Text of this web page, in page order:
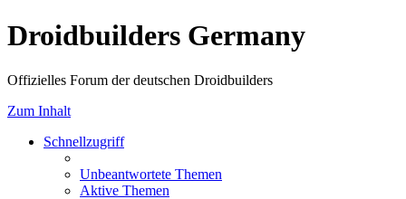
Droidbuilders Germany
Offizielles Forum der deutschen Droidbuilders
Zum Inhalt
Schnellzugriff
Unbeantwortete Themen
Aktive Themen